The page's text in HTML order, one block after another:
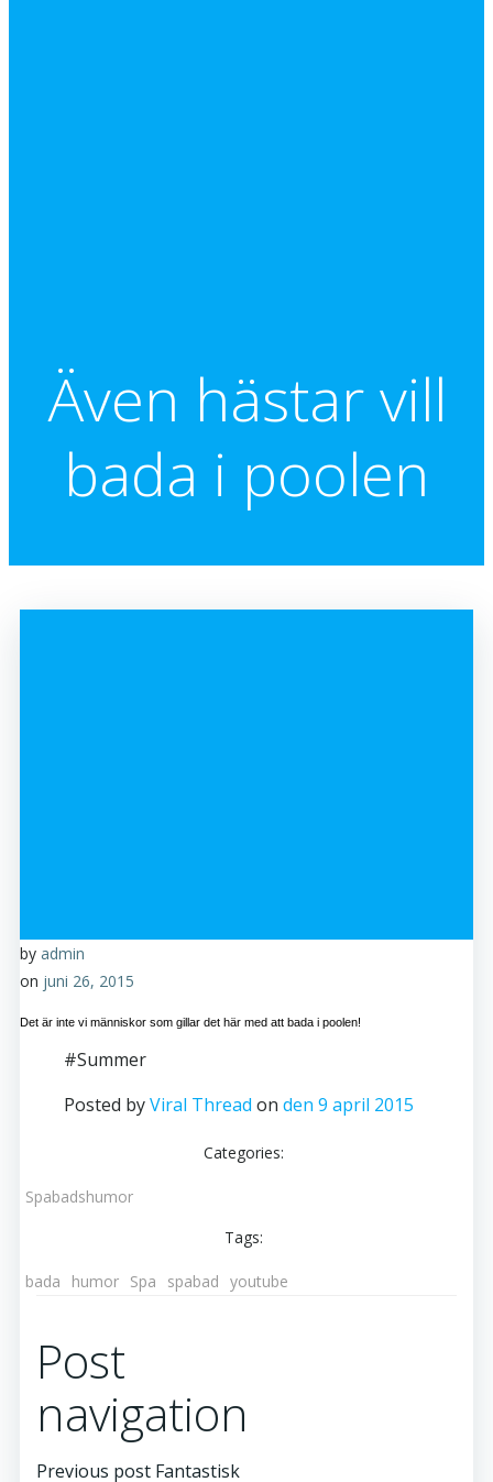
Även hästar vill
bada i poolen
by admin
on juni 26, 2015
Det är inte vi människor som gillar det här med att bada i poolen!
#Summer
Posted byViral Thread on den 9 april 2015
Categories:
Spabadshumor
Tags:
bada humor Spa spabad youtube
Post
navigation
Previous post Fantastisk